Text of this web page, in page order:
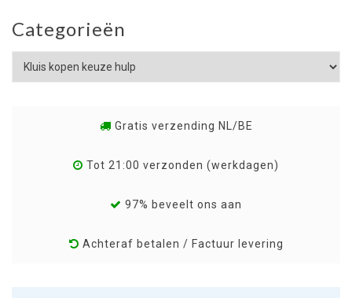
Categorieën
Gratis verzending NL/BE
Tot 21:00 verzonden (werkdagen)
97% beveelt ons aan
Achteraf betalen / Factuur levering